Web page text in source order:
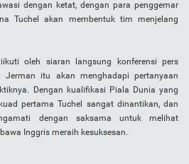
dengan ketat, dengan para penggemar
Tuchel akan membentuk tim menjelang
oleh siaran langsung konferensi pers
itu akan menghadapi pertanyaan
Dengan kualifikasi Piala Dunia yang
pertama Tuchel sangat dinantikan, dan
dengan saksama untuk melihat
Inggris meraih kesuksesan.